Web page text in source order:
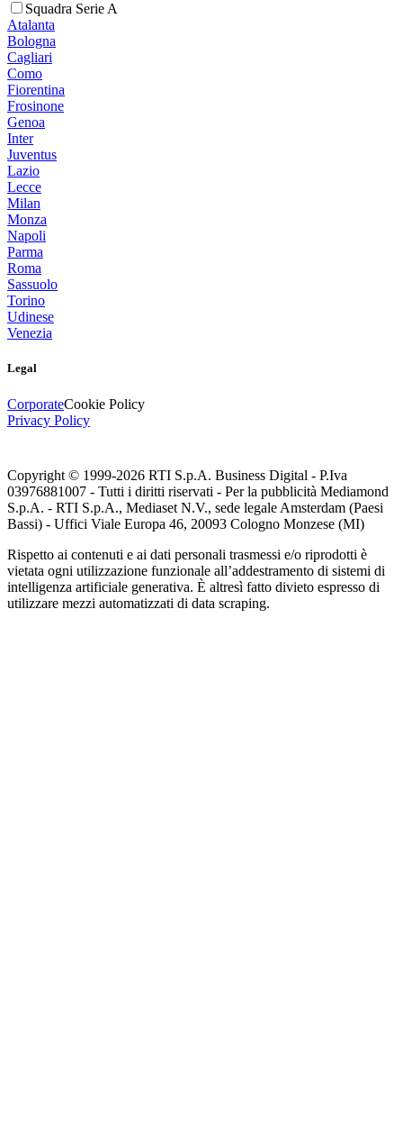
Squadra Serie A
Atalanta
Bologna
Cagliari
Como
Fiorentina
Frosinone
Genoa
Inter
Juventus
Lazio
Lecce
Milan
Monza
Napoli
Parma
Roma
Sassuolo
Torino
Udinese
Venezia
Legal
CorporateCookie Policy
Privacy Policy
Copyright © 1999-2026 RTI S.p.A. Business Digital - P.Iva
03976881007 - Tutti i diritti riservati - Per la pubblicità Mediamond
S.p.A. - RTI S.p.A., Mediaset N.V., sede legale Amsterdam (Paesi
Bassi) - Uffici Viale Europa 46, 20093 Cologno Monzese (MI)
Rispetto ai contenuti e ai dati personali trasmessi e/o riprodotti è
vietata ogni utilizzazione funzionale all’addestramento di sistemi di
intelligenza artificiale generativa. È altresì fatto divieto espresso di
utilizzare mezzi automatizzati di data scraping.